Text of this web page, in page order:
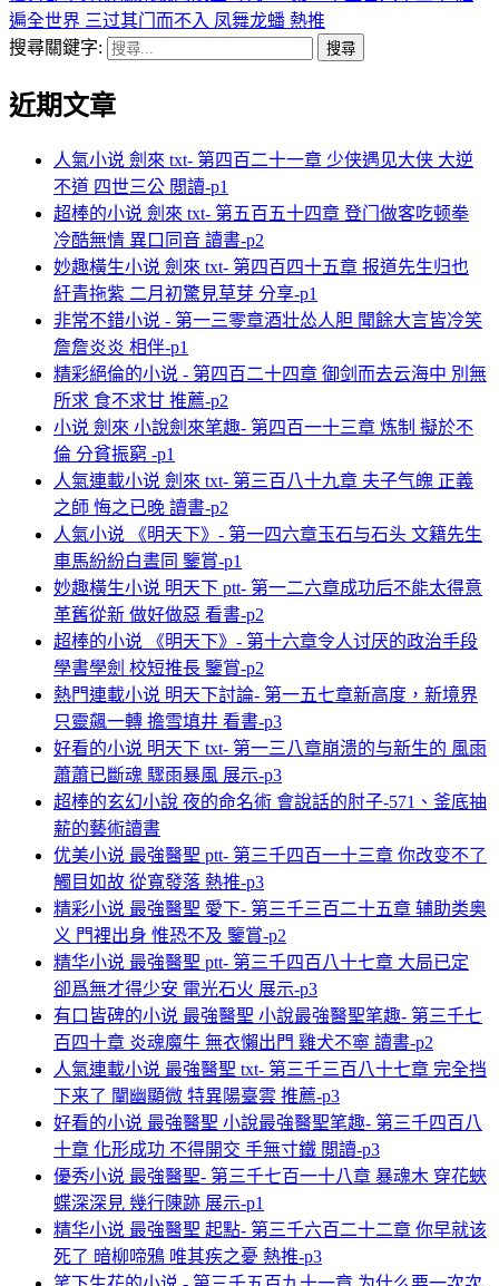
遍全世界 三过其门而不入 凤舞龙蟠 熱推
搜尋關鍵字:
近期文章
人氣小说 劍來 txt- 第四百二十一章 少侠遇见大侠 大逆
不道 四世三公 閲讀-p1
超棒的小说 劍來 txt- 第五百五十四章 登门做客吃顿拳
冷酷無情 異口同音 讀書-p2
妙趣橫生小说 劍來 txt- 第四百四十五章 报道先生归也
紆青拖紫 二月初驚見草芽 分享-p1
非常不錯小说 - 第一三零章酒壮怂人胆 聞餘大言皆冷笑
詹詹炎炎 相伴-p1
精彩絕倫的小说 - 第四百二十四章 御剑而去云海中 別無
所求 食不求甘 推薦-p2
小说 劍來 小說劍來笔趣- 第四百一十三章 炼制 擬於不
倫 分貧振窮 -p1
人氣連載小说 劍來 txt- 第三百八十九章 夫子气魄 正義
之師 悔之已晚 讀書-p2
人氣小说 《明天下》- 第一四六章玉石与石头 文籍先生
車馬紛紛白晝同 鑒賞-p1
妙趣橫生小说 明天下 ptt- 第一二六章成功后不能太得意
革舊從新 做好做惡 看書-p2
超棒的小说 《明天下》- 第十六章令人讨厌的政治手段
學書學劍 校短推長 鑒賞-p2
熱門連載小说 明天下討論- 第一五七章新高度，新境界
只靈飆一轉 擔雪填井 看書-p3
好看的小说 明天下 txt- 第一三八章崩溃的与新生的 風雨
蕭蕭已斷魂 驟雨暴風 展示-p3
超棒的玄幻小說 夜的命名術 會說話的肘子-571、釜底抽
薪的藝術讀書
优美小说 最強醫聖 ptt- 第三千四百一十三章 你改变不了
觸目如故 從寬發落 熱推-p3
精彩小说 最強醫聖 愛下- 第三千三百二十五章 辅助类奥
义 門裡出身 惟恐不及 鑒賞-p2
精华小说 最強醫聖 ptt- 第三千四百八十七章 大局已定
卻爲無才得少安 電光石火 展示-p3
有口皆碑的小说 最強醫聖 小說最強醫聖笔趣- 第三千七
百四十章 炎魂魔牛 無衣懶出門 雞犬不寧 讀書-p2
人氣連載小说 最強醫聖 txt- 第三千三百八十七章 完全挡
下来了 闡幽顯微 特異陽臺雲 推薦-p3
好看的小说 最強醫聖 小說最強醫聖笔趣- 第三千四百八
十章 化形成功 不得開交 手無寸鐵 閲讀-p3
優秀小说 最強醫聖- 第三千七百一十八章 暴魂木 穿花蛺
蝶深深見 幾行陳跡 展示-p1
精华小说 最強醫聖 起點- 第三千六百二十二章 你早就该
死了 暗柳啼鴉 唯其疾之憂 熱推-p3